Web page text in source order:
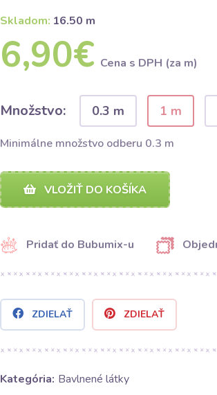
Skladom: 16.50 m
6,90€ Cena s DPH (za m)
Množstvo: 0.3 m 1 m
Minimálne množstvo odberu 0.3 m
VLOŽIŤ DO KOŠÍKA
Pridať do Bubumix-u
ZDIELAŤ ZDIELAŤ
Kategória: Bavlnené látky